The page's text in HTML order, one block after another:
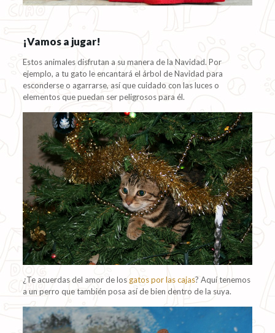
¡Vamos a jugar!
Estos animales disfrutan a su manera de la Navidad. Por
ejemplo, a tu gato le encantará el árbol de Navidad para
esconderse o agarrarse, así que cuidado con las luces o
elementos que puedan ser peligrosos para él.
¿Te acuerdas del amor de los gatos por las cajas? Aquí tenemos
a un perro que también posa así de bien dentro de la suya.